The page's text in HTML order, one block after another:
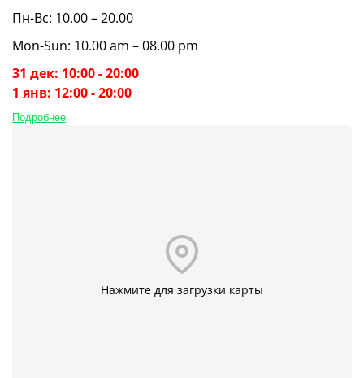
Пн-Вс: 10.00 – 20.00
Mon-Sun: 10.00 am – 08.00 pm
31 дек: 10:00 - 20:00
1 янв: 12:00 - 20:00
Подробнее
Нажмите для загрузки карты